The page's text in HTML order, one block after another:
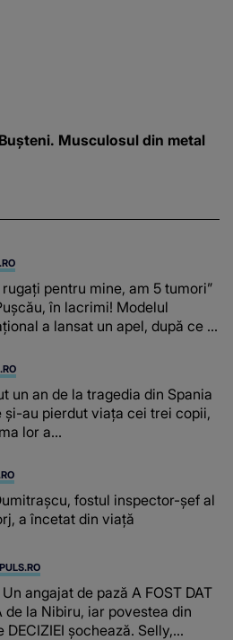
Musculosul din metal
rugați pentru mine, am 5 tumori”
în lacrimi! Modelul
a lansat un apel, după ce a
un an de la tragedia din Spania
și-au pierdut viața cei trei copii,
lor a…
fostul inspector-șef al
a încetat din viață
Un angajat de pază A FOST DAT
de la Nibiru, iar povestea din
DECIZIEI șochează. Selly,